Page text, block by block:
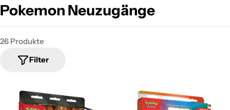
S
a
m
Pokemon Neuzugänge
26 Produkte
Filter